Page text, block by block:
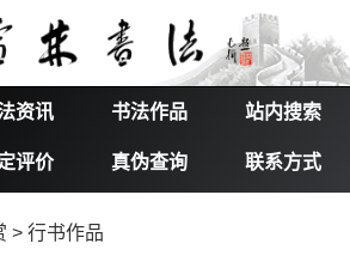
资讯 书法作品 站内搜索
评价 真伪查询 联系方式
> 行书作品